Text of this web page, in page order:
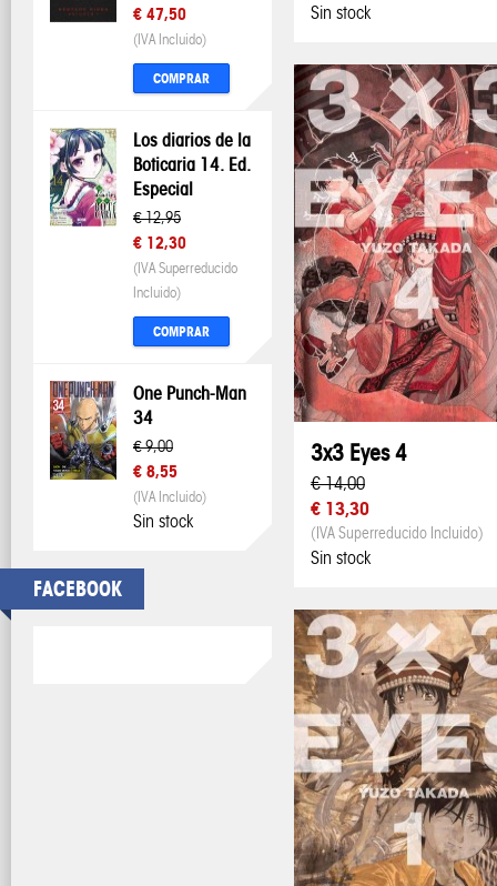
€ 47,50
(IVA Incluido)
COMPRAR
Los diarios de la
Boticaria 14. Ed.
Especial
€ 12,95
€ 12,30
(IVA Superreducido
Incluido)
COMPRAR
One Punch-Man
34
€ 9,00
€ 8,55
(IVA Incluido)
Sin stock
FACEBOOK
Sin stock
3x3 Eyes 4
€ 14,00
€ 13,30
(IVA Superreducido Incluido)
Sin stock